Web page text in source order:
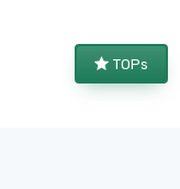
TOPs